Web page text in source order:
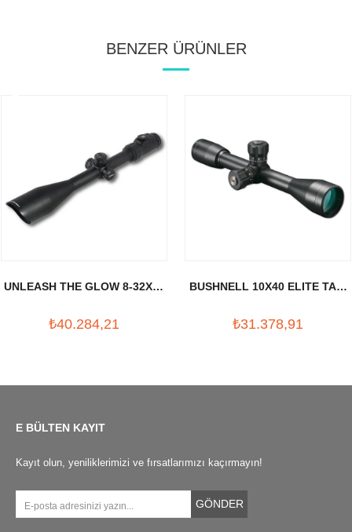
BENZER ÜRÜNLER
UNLEASH THE GLOW 8-32X56
₺40.284,21
BUSHNELL 10X40 ELITE TAC.
₺31.378,91
E BÜLTEN KAYIT
Kayıt olun, yeniliklerimizi ve fırsatlarımızı kaçırmayın!
GÖNDER